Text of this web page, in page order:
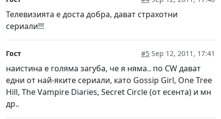
Телевизията е доста добра, дават страхотни
сериали!!!
Гост #5 Sep 12, 2011, 17:41
наистина е голяма загуба, че я няма.. по CW дават
едни от най-яките сериали, като Gossip Girl, One Tree
Hill, The Vampire Diaries, Secret Circle (от есента) и мн
др..